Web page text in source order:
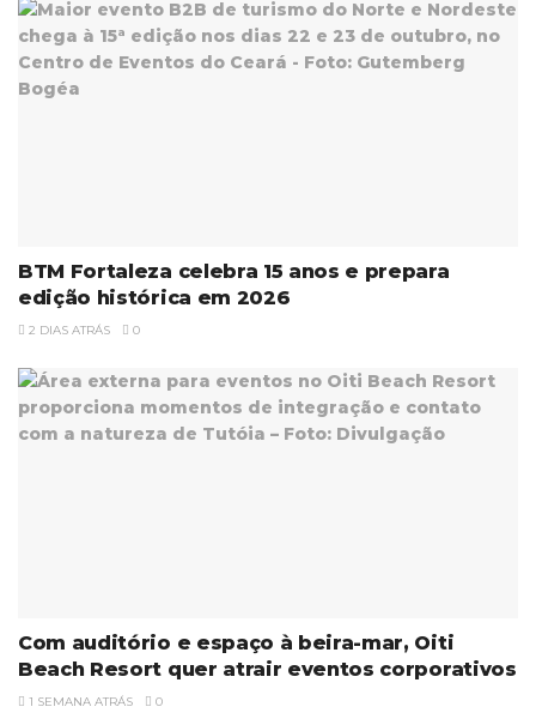
BTM Fortaleza celebra 15 anos e prepara
edição histórica em 2026
2 DIAS ATRÁS 0
Com auditório e espaço à beira-mar, Oiti
Beach Resort quer atrair eventos corporativos
1 SEMANA ATRÁS 0